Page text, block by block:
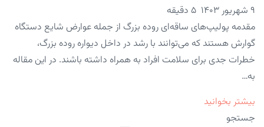
۹ شهریور ۱۴۰۳
مقدمه پولیپ‌های ساقه‌ای روده بزرگ از جمله عوارض شایع دستگاه
گوارش هستند که می‌توانند با رشد در داخل دیواره روده بزرگ،
خطرات جدی برای سلامت افراد به همراه داشته باشند. در این مقاله
به…
بیشتر بخوانید
جستجو